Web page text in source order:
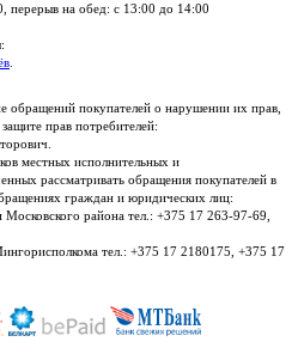
перерыв на обед: с 13:00 до 14:00
обращений покупателей о нарушении их прав,
прав потребителей:
местных исполнительных и
рассматривать обращения покупателей в
граждан и юридических лиц:
района тел.: +375 17 263-97-69,
тел.: +375 17 2180175, +375 17